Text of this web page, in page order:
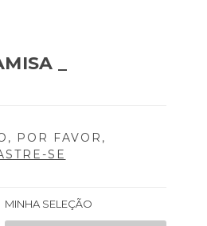
_
POR FAVOR,
SE
MINHA SELEÇÃO